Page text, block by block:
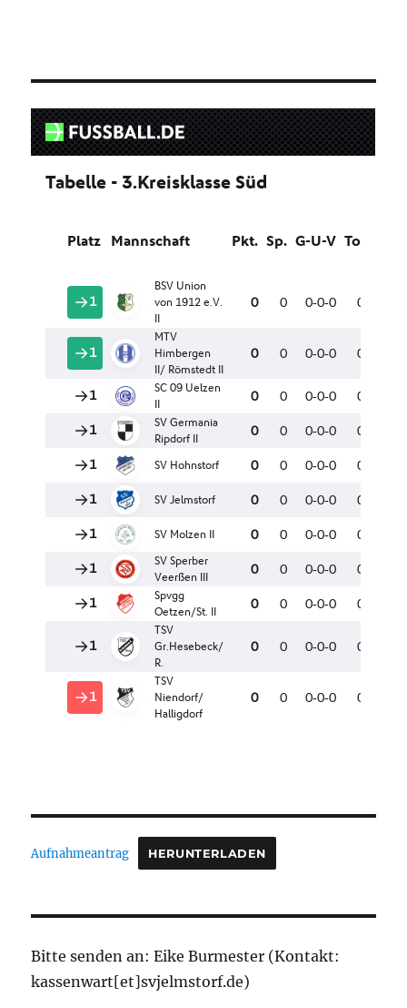
Aufnahmeantrag HERUNTERLADEN
Bitte senden an: Eike Burmester (Kontakt:
kassenwart[et]svjelmstorf.de)